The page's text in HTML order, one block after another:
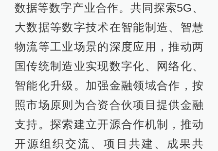
数据等数字产业合作。共同探索5G、
大数据等数字技术在智能制造、智慧
物流等工业场景的深度应用，推动两
国传统制造业实现数字化、网络化、
智能化升级。加强金融领域合作，按
照市场原则为合资合伙项目提供金融
支持。探索建立开源合作机制，推动
开源组织交流、项目共建、成果共